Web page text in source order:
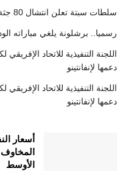
سلطات سبتة تعلن انتشال 80 جثة وتحديد هوية أربعة ضحايا
رسميا.. برشلونة يلغي مباراته
اللجنة التنفيذية للاتحاد الإفريقي
دعمها لإنفانتينو
اللجنة التنفيذية للاتحاد الإفريقي
دعمها لإنفانتينو
أسعار
الأوسط